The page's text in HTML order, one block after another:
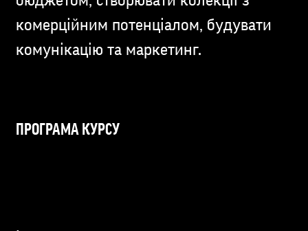
комерційним потенціалом, будувати
комунікацію та маркетинг.
ПРОГРАМА КУРСУ